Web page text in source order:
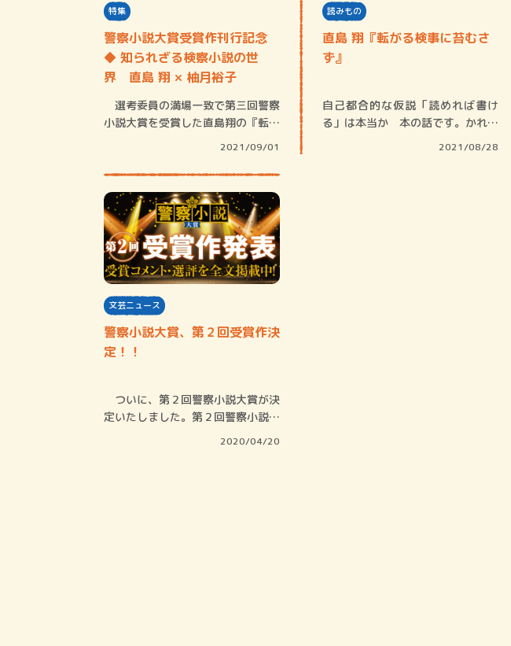
特集
警察小説大賞受賞作刊行記念
◆ 知られざる検察小説の世
界 直島 翔 × 柚月裕子
選考委員の満場一致で第三回警察
小説大賞を受賞した直島翔の『転が
2021/09/01
読みもの
直島 翔『転がる検事に苔むさ
ず』
自己都合的な仮説「読めれば書け
る」は本当か 本の話です。かれこ
2021/08/28
文芸ニュース
警察小説大賞、第２回受賞作決
定！！
ついに、第２回警察小説大賞が決
定いたしました。第２回警察小説大
2020/04/20